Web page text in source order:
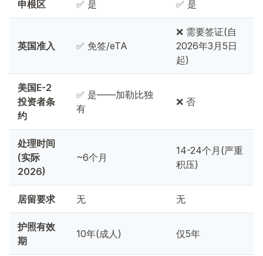
申根区 ✅ 是 ✅ 是
英国准入 ✅ 免签/eTA
❌ 需要签证(自
2026年3月5日
起)
美国E-2
投资者条
约
✅ 是——加勒比独
有
❌ 否
处理时间
(实际
2026)
~6个月
14-24个月(严重
积压)
居留要求 无 无
护照有效
期
10年(成人) 仅5年